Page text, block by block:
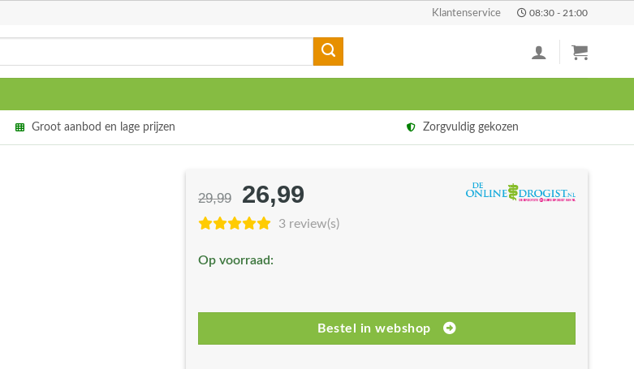
Klantenservice 08:30 - 21:00
Groot aanbod en lage prijzen Zorgvuldig gekozen
29,99
Oorspronkelijke
prijs
€29,99.
26,99
prijs
3 review(s)
Op voorraad:
Bestel in webshop